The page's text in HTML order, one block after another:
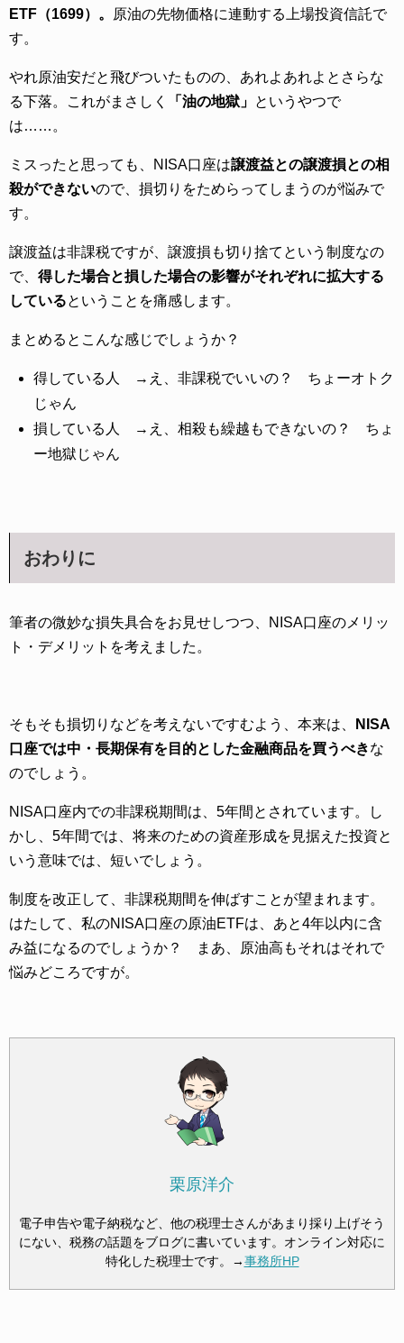
ETF（1699）。
原油の先物価格に連動する上場投資信託で
す。
やれ原油安だと飛びついたものの、あれよあれよとさらな
る下落。これがまさしく
「油の地獄」 というやつで
は……。
ミスったと思っても、NISA口座は譲渡益との譲渡損との相
殺ができないので、損切りをためらってしまうのが悩みで
す。
譲渡益は非課税ですが、譲渡損も切り捨てという制度なの
で、 得した場合と損した場合の影響がそれぞれに拡大する
しているということを痛感します。
まとめるとこんな感じでしょうか？
得している人 →え、非課税でいいの？ ちょーオトク
じゃん
損している人 →え、相殺も繰越もできないの？ ちょ
ー地獄じゃん
おわりに
筆者の微妙な損失具合をお見せしつつ、NISA口座のメリッ
ト・デメリットを考えました。
そもそも損切りなどを考えないですむよう、本来は、
NISA
口座では中・長期保有を目的とした金融商品を買うべきな
のでしょう。
NISA口座内での非課税期間は、5年間とされています。し
かし、5年間では、将来のための資産形成を見据えた投資と
いう意味では、短いでしょう。
制度を改正して、非課税期間を伸ばすことが望まれます。
はたして、私のNISA口座の原油ETFは、あと4年以内に含
み益になるのでしょうか？ まあ、原油高もそれはそれで
悩みどころですが。
栗原洋介
電子申告や電子納税など、他の税理士さんがあまり採り上げそう
にない、税務の話題をブログに書いています。オンライン対応に
特化した税理士です。→事務所HP